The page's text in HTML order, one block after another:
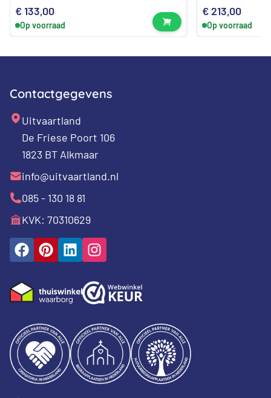
€133,00
Op voorraad Bekijk product
€213,00
Op voorraad
Contactgegevens
Uitvaartland
De Friese Poort 106
1823 BT Alkmaar
info@uitvaartland.nl
085 - 130 18 81
KVK: 70310629